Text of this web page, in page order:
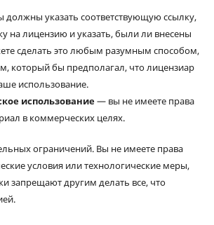
должны указать соответствующую ссылку,
на лицензию и указать, были ли внесены
сделать это любым разумным способом,
который бы предполагал, что лицензиар
использование.
использование— вы не имеете права
в коммерческих целях.
ограничений. Вы не имеете права
условия или технологические меры,
запрещают другим делать все, что